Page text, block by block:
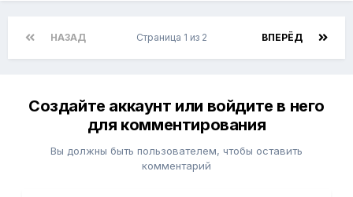
НАЗАД ВПЕРЁД
Страница 1 из 2
Создайте аккаунт или войдите в него
для комментирования
Вы должны быть пользователем, чтобы оставить
комментарий